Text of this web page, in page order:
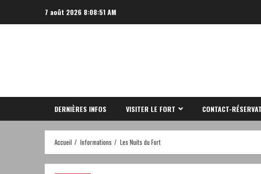
7 août 2026 8:08:51 AM
DERNIÈRES INFOS VISITER LE FORT CONTACT-
Accueil Informations Les Nuits du Fort